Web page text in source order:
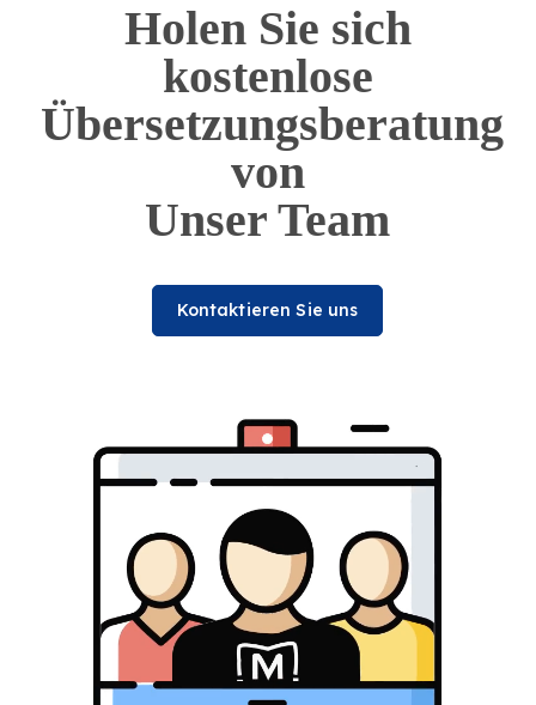
Holen Sie sich
kostenlose
Übersetzungsberatung
von
Unser Team
Kontaktieren Sie uns